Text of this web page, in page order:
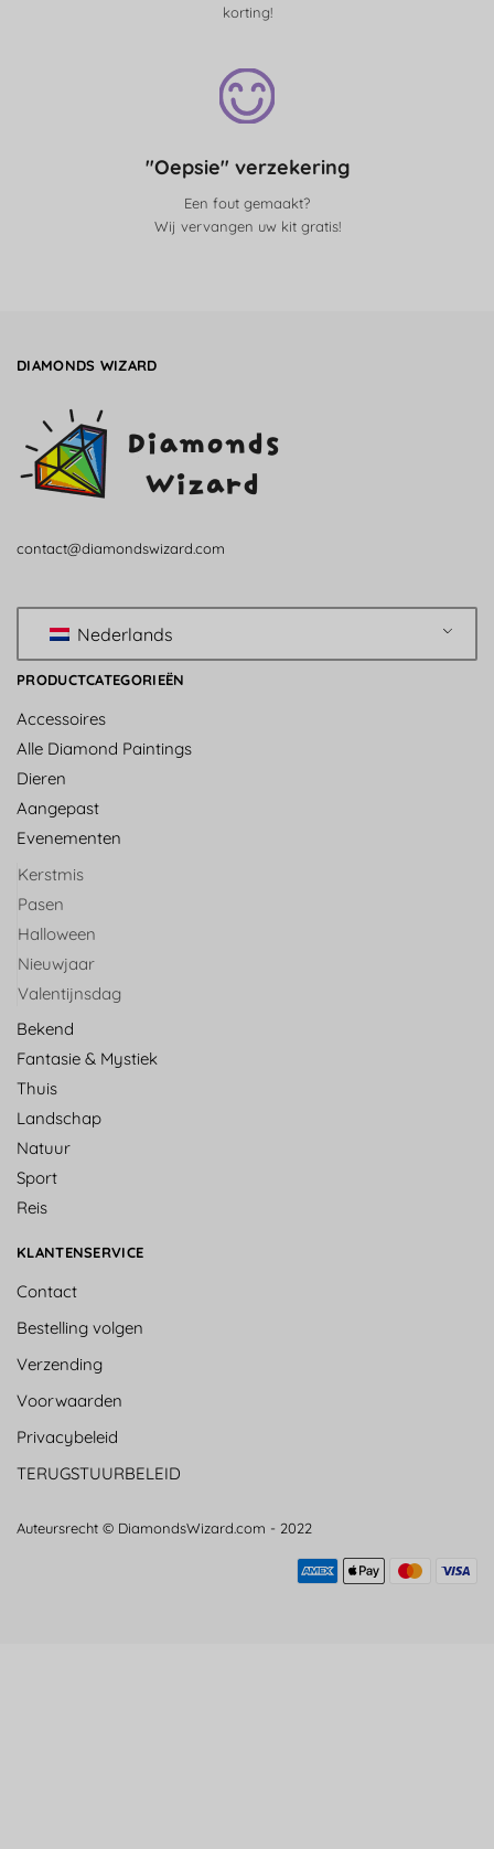
korting!
"Oepsie" verzekering
Een fout gemaakt?
Wij vervangen uw kit gratis!
DIAMONDS WIZARD
contact@diamondswizard.com
Nederlands
PRODUCTCATEGORIEËN
Accessoires
Alle Diamond Paintings
Dieren
Aangepast
Evenementen
Kerstmis
Pasen
Halloween
Nieuwjaar
Valentijnsdag
Bekend
Fantasie & Mystiek
Thuis
Landschap
Natuur
Sport
Reis
KLANTENSERVICE
Contact
Bestelling volgen
Verzending
Voorwaarden
Privacybeleid
TERUGSTUURBELEID
Auteursrecht © DiamondsWizard.com - 2022